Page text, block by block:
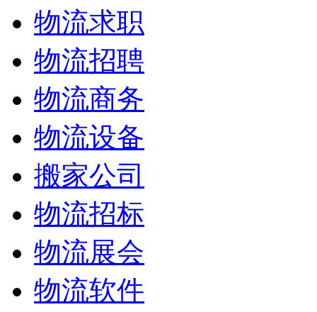
物流求职
物流招聘
物流商务
物流设备
搬家公司
物流招标
物流展会
物流软件